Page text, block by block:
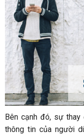
Bên cạnh đó, sự
thông tin của người